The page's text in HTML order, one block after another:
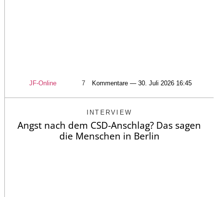
JF-Online 7 Kommentare — 30. Juli 2026 16:45
INTERVIEW
Angst nach dem CSD-Anschlag? Das sagen
die Menschen in Berlin